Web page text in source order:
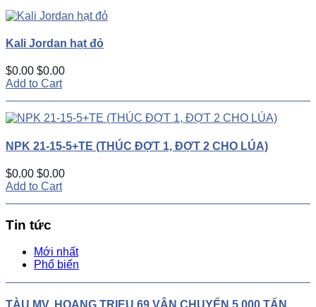
Kali Jordan hạt đỏ
$0.00 $0.00
Add to Cart
NPK 21-15-5+TE (THÚC ĐỢT 1, ĐỢT 2 CHO LÚA)
$0.00 $0.00
Add to Cart
Tin tức
Mới nhất
Phổ biến
TÀU MV. HOANG TRIEU 69 VẬN CHUYỂN 5.000 TẤN